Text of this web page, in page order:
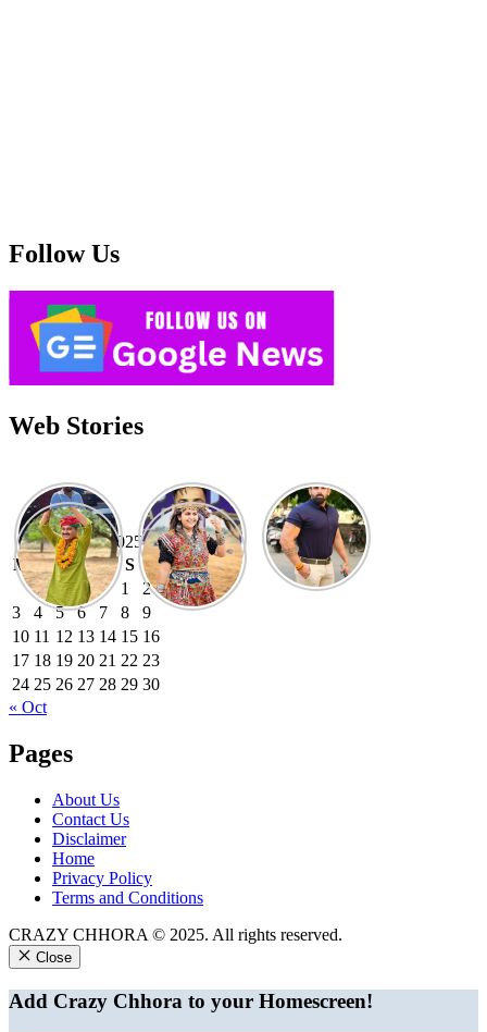
Follow Us
Web Stories
November 2025
M T W T F S
S
1
2
3
4 5 6 7 8
9
10 11 12 13 14 15 16
17 18 19 20 21 22 23
24 25 26 27 28 29 30
« Oct
Pages
About Us
Contact Us
Disclaimer
Home
Privacy Policy
Terms and Conditions
CRAZY CHHORA © 2025. All rights reserved.
Close
Add Crazy Chhora to your Homescreen!